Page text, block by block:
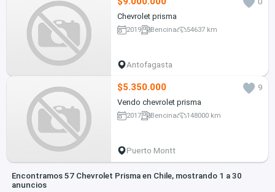
Chevrolet prisma
2019 Bencina 54637 km
Antofagasta
$5.350.000
9
Vendo chevrolet prisma
2017 Bencina 148000 km
Puerto Montt
Encontramos 57 Chevrolet Prisma en Chile, mostrando 1 a 30
anuncios